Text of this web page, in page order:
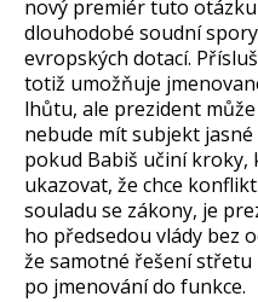
nový premiér tuto
dlouhodobé soudní
evropských dotací.
totiž umožňuje
lhůtu, ale prezident
nebude mít subjekt
pokud Babiš učiní
ukazovat, že chce
souladu se zákony, je
ho předsedou vlády bez
že samotné řešení
po jmenování do funkce.